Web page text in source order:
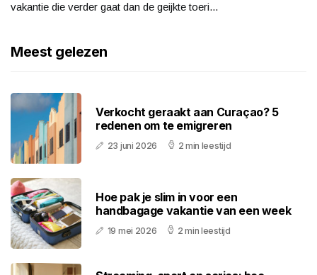
vakantie die verder gaat dan de geijkte toeri...
Meest gelezen
Verkocht geraakt aan Curaçao? 5
redenen om te emigreren
23 juni 2026 2 min leestijd
Hoe pak je slim in voor een
handbagage vakantie van een week
19 mei 2026 2 min leestijd